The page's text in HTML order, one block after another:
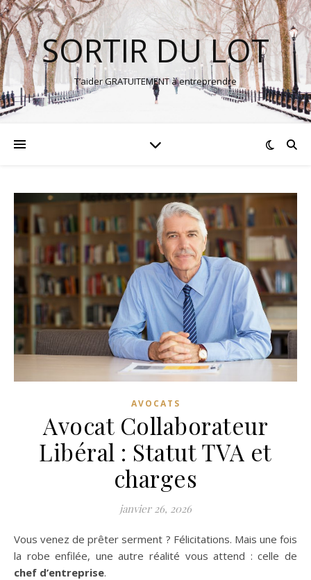
SORTIR DU LOT
T’aider GRATUITEMENT à entreprendre
AVOCATS
Avocat Collaborateur
Libéral : Statut TVA et
charges
janvier 26, 2026
Vous venez de prêter serment ? Félicitations. Mais une fois
la robe enfilée, une autre réalité vous attend : celle de
chef d’entreprise.